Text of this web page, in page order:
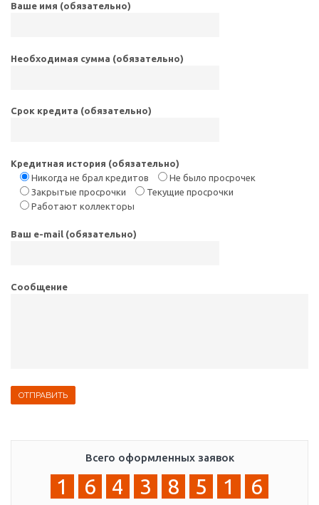
Ваше имя (обязательно)
Необходимая сумма (обязательно)
Срок кредита (обязательно)
Кредитная история (обязательно)
Никогда не брал кредитов
Не было просрочек
Закрытые просрочки
Текущие просрочки
Работают коллекторы
Ваш e-mail (обязательно)
Сообщение
Всего оформленных заявок
1 6 4 3 8 5 1 6